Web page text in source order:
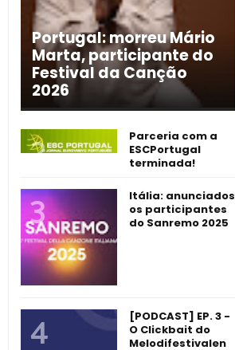
Portugal: morreu Mário
Marta, participante do
Festival da Canção
2026
Parceria com a
ESCPortugal
terminada!
Itália: anunciados
os participantes
do Sanremo 2025
[PODCAST] EP. 3 -
O Clickbait do
Melodifestivalen